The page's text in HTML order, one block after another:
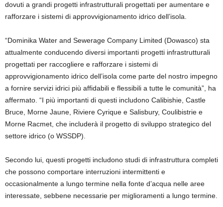
dovuti a grandi progetti infrastrutturali progettati per aumentare e
rafforzare i sistemi di approvvigionamento idrico dell’isola.
“Dominika Water and Sewerage Company Limited (Dowasco) sta
attualmente conducendo diversi importanti progetti infrastrutturali
progettati per raccogliere e rafforzare i sistemi di
approvvigionamento idrico dell’isola come parte del nostro impegno
a fornire servizi idrici più affidabili e flessibili a tutte le comunità”, ha
affermato. “I più importanti di questi includono Calibishie, Castle
Bruce, Morne Jaune, Riviere Cyrique e Salisbury, Coulibistrie e
Morne Racmet, che includerà il progetto di sviluppo strategico del
settore idrico (o WSSDP).
Secondo lui, questi progetti includono studi di infrastruttura completi
che possono comportare interruzioni intermittenti e
occasionalmente a lungo termine nella fonte d’acqua nelle aree
interessate, sebbene necessarie per miglioramenti a lungo termine.